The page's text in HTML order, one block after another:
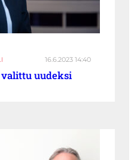
16.6.2023 14:40
uudeksi